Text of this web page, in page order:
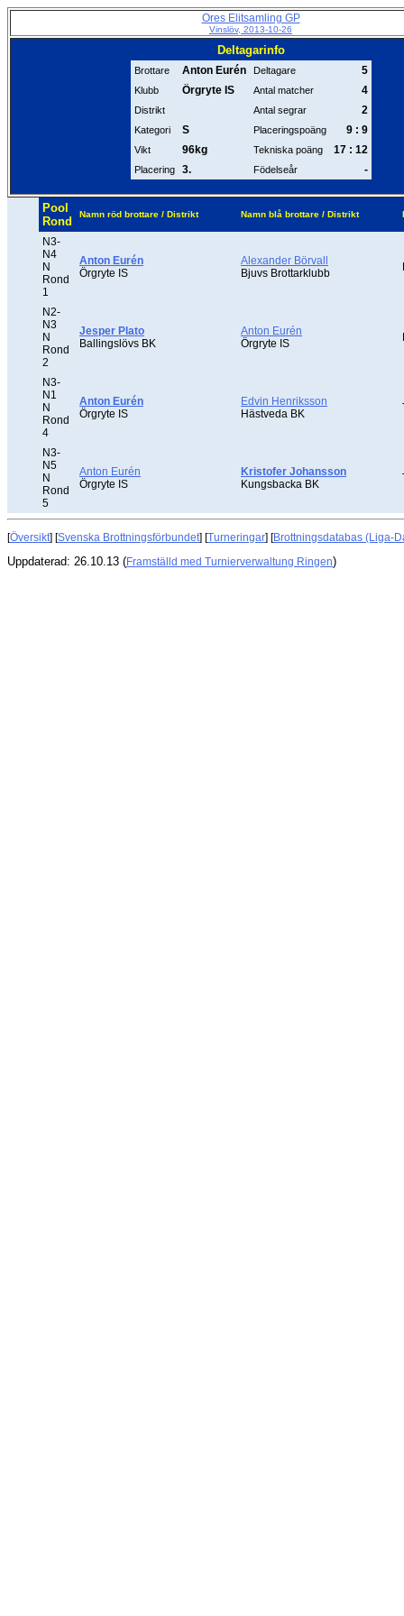
Ores Elitsamling GP
Vinslöv, 2013-10-26
Deltagarinfo
Brottare Anton Eurén Deltagare 5
Klubb Örgryte IS Antal matcher 4
Distrikt Antal segrar 2
Kategori S Placeringspoäng 9 : 9
Vikt 96kg Tekniska poäng 17 : 12
Placering 3. Födelseår -
Pool
Rond
Namn röd brottare / Distrikt Namn blå brottare / Distrikt
N3-
N4
N
Rond
1
Anton Eurén
Örgryte IS
Alexander Börvall
Bjuvs Brottarklubb
N2-
N3
N
Rond
2
Jesper Plato
Ballingslövs BK
Anton Eurén
Örgryte IS
N3-
N1
N
Rond
4
Anton Eurén
Örgryte IS
Edvin Henriksson
Hästveda BK
N3-
N5
N
Rond
5
Anton Eurén
Örgryte IS
Kristofer Johansson
Kungsbacka BK
[Översikt] [Svenska Brottningsförbundet] [Turneringar] [Brottningsdatabas (Liga-
Uppdaterad: 26.10.13 (Framställd med Turnierverwaltung Ringen)